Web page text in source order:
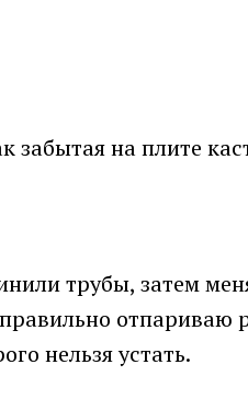
забытая на плите
трубы, затем
отпариваю
нельзя устать.